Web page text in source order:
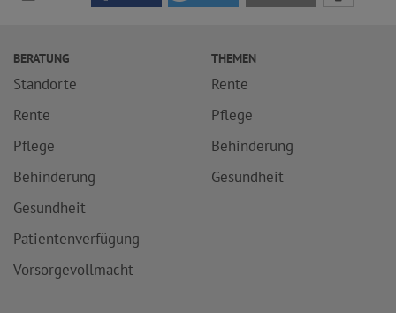
BERATUNG
Standorte
Rente
Pflege
Behinderung
Gesundheit
Patientenverfügung
Vorsorgevollmacht
THEMEN
Rente
Pflege
Behinderung
Gesundheit